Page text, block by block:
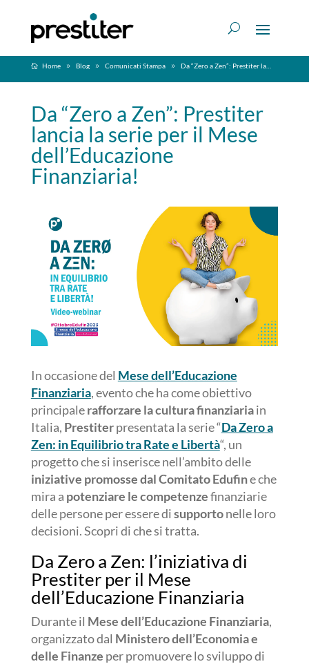
Home Blog Comunicati Stampa Da “Zero a Zen”: Prestiter lancia la serie per il Mese dell’Educazione Finanziaria!
Da “Zero a Zen”: Prestiter
lancia la serie per il Mese
dell’Educazione
Finanziaria!
In occasione del Mese dell’Educazione
Finanziaria, evento che ha come obiettivo
principalerafforzare la cultura finanziariain
Italia, Prestiterpresentata la serie “Da Zero a
Zen: in Equilibrio tra Rate e Libertà“, un
progetto che si inserisce nell’ambito delle
iniziative promosse dal Comitato Edufine che
mira a potenziare le competenzefinanziarie
delle persone per essere disupportonelle loro
decisioni. Scopri di che si tratta.
Da Zero a Zen: l’iniziativa di
Prestiter per il Mese
dell’Educazione Finanziaria
Durante il Mese dell’Educazione Finanziaria,
organizzato dal Ministero dell’Economia e
delle Finanze per promuovere lo sviluppo di